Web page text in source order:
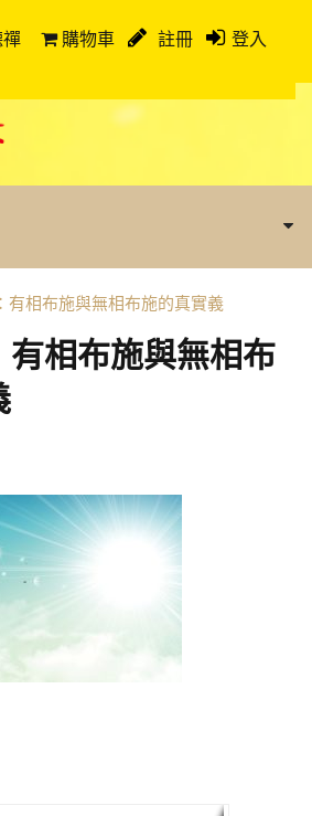
購物車 註冊 登入
有相布施與無相布施的真實義
有相布施與無相布